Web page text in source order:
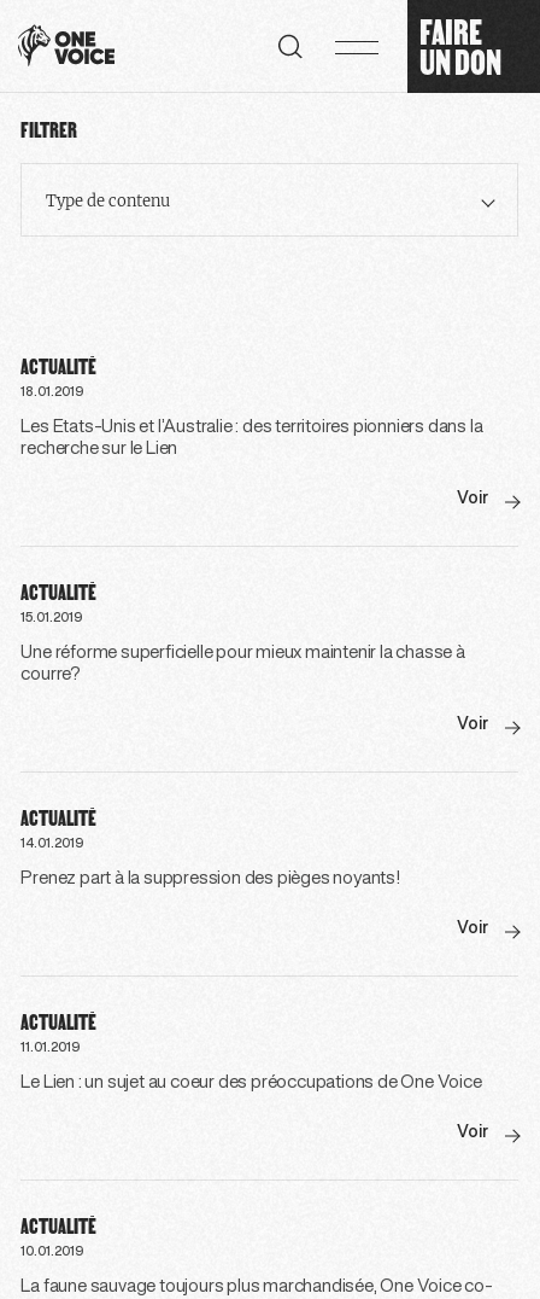
FAIRE
UN DON
FILTRER
Type de contenu
ACTUALITÉ
18.01.2019
Les Etats-Unis et l’Australie : des territoires pionniers dans la
recherche sur le Lien
Voir
ACTUALITÉ
15.01.2019
Une réforme superficielle pour mieux maintenir la chasse à
courre?
Voir
ACTUALITÉ
14.01.2019
Prenez part à la suppression des pièges noyants!
Voir
ACTUALITÉ
11.01.2019
Le Lien : un sujet au coeur des préoccupations de One Voice
Voir
ACTUALITÉ
10.01.2019
La faune sauvage toujours plus marchandisée, One Voice co-